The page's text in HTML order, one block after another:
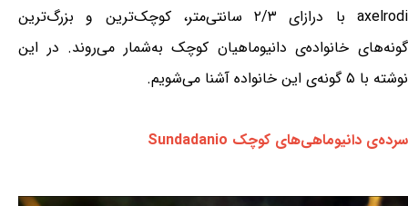
axelrodi با درازای ۲/۳ سانتی‌متر، کوچک‌ترین و بزرگ‌ترین
گونه‌های خانواده‌ی دانیوماهیان کوچک به‌شمار می‌روند. در این
نوشته با ۵ گونه‌ی این خانواده آشنا می‌شویم.
سرده‌ی دانیوماهی‌های کوچک Sundadanio